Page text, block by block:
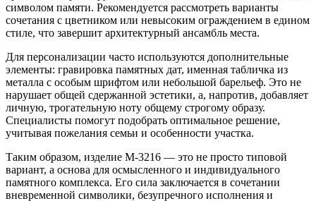
символом памяти. Рекомендуется рассмотреть варианты
сочетания с цветником или невысоким ограждением в едином
стиле, что завершит архитектурный ансамбль места.
Для персонализации часто используются дополнительные
элементы: гравировка памятных дат, именная табличка из
металла с особым шрифтом или небольшой барельеф. Это не
нарушает общей сдержанной эстетики, а, напротив, добавляет
личную, трогательную ноту общему строгому образу.
Специалисты помогут подобрать оптимальное решение,
учитывая пожелания семьи и особенности участка.
Таким образом, изделие М-3216 — это не просто типовой
вариант, а основа для осмысленного и индивидуального
памятного комплекса. Его сила заключается в сочетании
вневременной символики, безупречного исполнения и